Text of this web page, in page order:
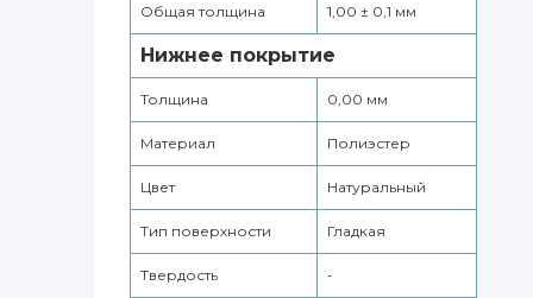
Общая толщина 1,00 ± 0,1 мм
Нижнее покрытие
Толщина 0,00 мм
Материал Полиэстер
Цвет Натуральный
Тип поверхности Гладкая
Твердость -